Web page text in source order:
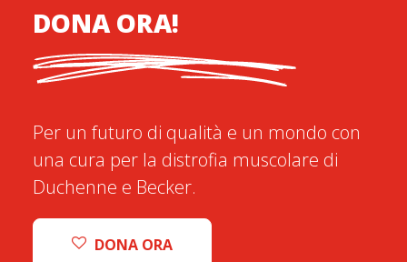
DONA ORA!
Per un futuro di qualità e un mondo con
una cura per la distrofia muscolare di
Duchenne e Becker.
DONA ORA